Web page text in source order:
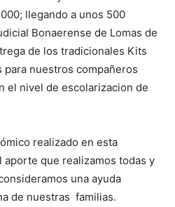
llegando a unos 500
Bonaerense de Lomas de
de los tradicionales Kits
nuestros compañeros
el nivel de escolarizacion de
realizado en esta
que realizamos todas y
una ayuda
de nuestras familias.